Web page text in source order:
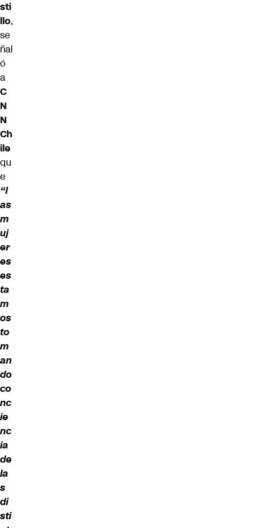
sti
llo,
se
ñal
ó
a
C
N
N
Ch
ile
qu
e
“l
as
m
uj
er
es
es
ta
m
os
to
m
an
do
co
nc
ie
nc
ia
de
la
s
di
sti